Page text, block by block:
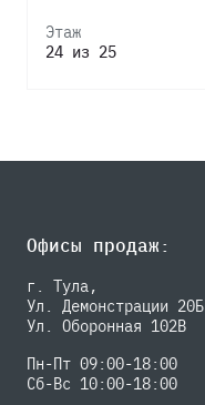
Этаж
24 из 25
Офисы продаж:
г. Тула,
Ул. Демонстрации 20Б
Ул. Оборонная 102В
Пн-Пт 09:00-18:00
Сб-Вс 10:00-18:00